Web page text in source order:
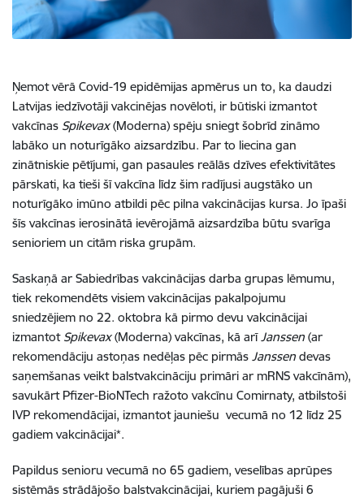
Ņemot vērā Covid-19 epidēmijas apmērus un to, ka daudzi
Latvijas iedzīvotāji vakcinējas novēloti, ir būtiski izmantot
vakcīnas Spikevax(Moderna) spēju sniegt šobrīd zināmo
labāko un noturīgāko aizsardzību. Par to liecina gan
zinātniskie pētījumi, gan pasaules reālās dzīves efektivitātes
pārskati, ka tieši šī vakcīna līdz šim radījusi augstāko un
noturīgāko imūno atbildi pēc pilna vakcinācijas kursa. Jo īpaši
šīs vakcīnas ierosinātā ievērojāmā aizsardzība būtu svarīga
senioriem un citām riska grupām.
Saskaņā ar Sabiedrības vakcinācijas darba grupas lēmumu,
tiek rekomendēts visiem vakcinācijas pakalpojumu
sniedzējiem no 22. oktobra kā pirmo devu vakcinācijai
izmantot Spikevax(Moderna) vakcīnas, kā arīJanssen (ar
rekomendāciju astoņas nedēļas pēc pirmās Janssen devas
saņemšanas veikt balstvakcināciju primāri ar mRNS vakcīnām),
savukārt Pfizer-BioNTech ražoto vakcīnu Comirnaty, atbilstoši
IVP rekomendācijai, izmantot jauniešu vecumā no 12 līdz 25
gadiem vakcinācijai*.
Papildus senioru vecumā no 65 gadiem, veselības aprūpes
sistēmās strādājošo balstvakcinācijai, kuriem pagājuši 6